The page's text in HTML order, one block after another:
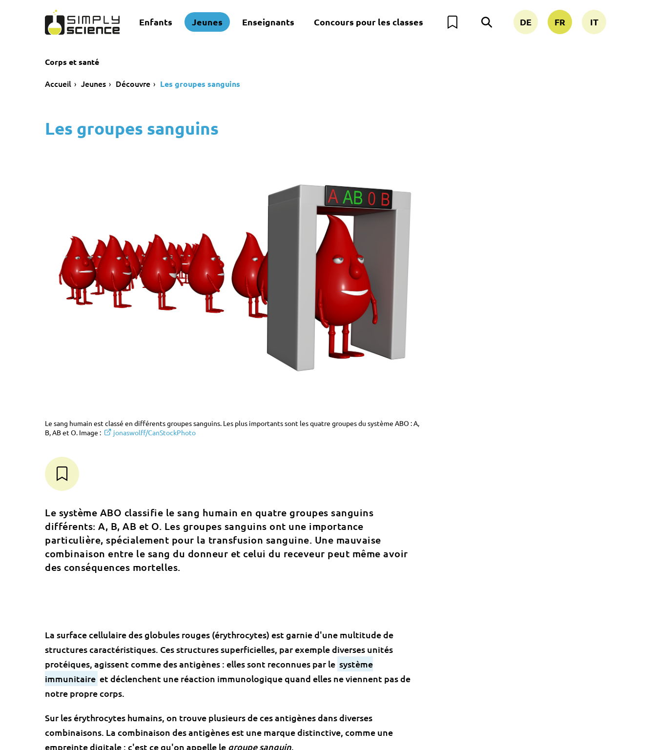
Enfants Jeunes Enseignants Concours pour les classes DE FR IT
Corps et santé
Accueil Jeunes Découvre Les groupes sanguins
Les groupes sanguins
Le sang humain est classé en différents groupes sanguins. Les plus importants sont les quatre groupes du système ABO : A,
B, AB et O. Image :
jonaswolff/CanStockPhoto
Le système ABO classifie le sang humain en quatre groupes sanguins
différents: A, B, AB et O. Les groupes sanguins ont une importance
particulière, spécialement pour la transfusion sanguine. Une mauvaise
combinaison entre le sang du donneur et celui du receveur peut même avoir
des conséquences mortelles.
La surface cellulaire des globules rouges (érythrocytes) est garnie d'une multitude de
structures caractéristiques. Ces structures superficielles, par exemple diverses unités
protéiques, agissent comme des antigènes : elles sont reconnues par le système
immunitaire et déclenchent une réaction immunologique quand elles ne viennent pas de
notre propre corps.
Sur les érythrocytes humains, on trouve plusieurs de ces antigènes dans diverses
combinaisons. La combinaison des antigènes est une marque distinctive, comme une
empreinte digitale : c'est ce qu'on appelle le groupe sanguin.